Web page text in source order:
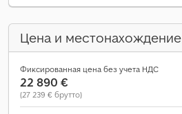
Цена и местонахождение
Фиксированная цена без учета НДС
22 890 €
(27 239 € брутто)